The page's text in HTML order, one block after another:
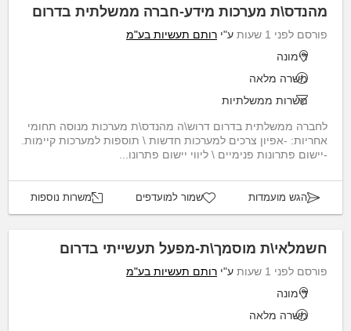
מהנדס\ת מערכות מידע-חברה ממשלתית בדרום
פורסם לפני 1 שעות ע"י רותם תעשיות בע"מ
דימונה
משרה מלאה
משרות ממשלתיות
לחברה ממשלתית בדרום דרוש\ה מהנדס\ת מערכות מנוסה תחומי
אחריות: -אפיון צרכים למערכות חדשות \ תוספות למערכות קיימות.
-יישום פתרונות פנימיים \ ליווי יישום פתרונו...
הגש מועמדות שמור למועדפים משרות נוספות
חשמלאי\ת מוסמך\ת-מפעל תעשייתי בדרום
פורסם לפני 1 שעות ע"י רותם תעשיות בע"מ
דימונה
משרה מלאה